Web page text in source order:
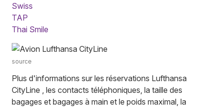
Swiss
TAP
Thai Smile
source
Plus d'informations sur les réservations Lufthansa
CityLine , les contacts téléphoniques, la taille des
bagages et bagages à main et le poids maximal, la